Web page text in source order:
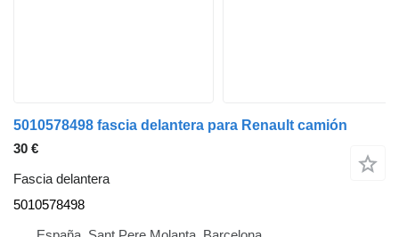
5010578498 fascia delantera para Renault camión
30 €
Fascia delantera
5010578498